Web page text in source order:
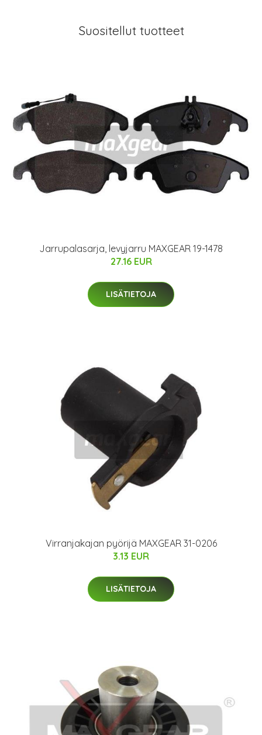
Suositellut tuotteet
Jarrupalasarja, levyjarru MAXGEAR 19-1478
27.16 EUR
LISÄTIETOJA
Virranjakajan pyörijä MAXGEAR 31-0206
3.13 EUR
LISÄTIETOJA